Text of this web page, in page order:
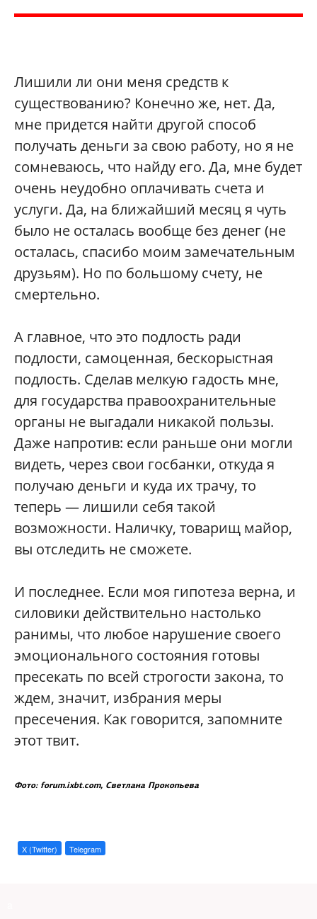
Лишили ли они меня средств к
существованию? Конечно же, нет. Да,
мне придется найти другой способ
получать деньги за свою работу, но я не
сомневаюсь, что найду его. Да, мне будет
очень неудобно оплачивать счета и
услуги. Да, на ближайший месяц я чуть
было не осталась вообще без денег (не
осталась, спасибо моим замечательным
друзьям). Но по большому счету, не
смертельно.
А главное, что это подлость ради
подлости, самоценная, бескорыстная
подлость. Сделав мелкую гадость мне,
для государства правоохранительные
органы не выгадали никакой пользы.
Даже напротив: если раньше они могли
видеть, через свои госбанки, откуда я
получаю деньги и куда их трачу, то
теперь — лишили себя такой
возможности. Наличку, товарищ майор,
вы отследить не сможете.
И последнее. Если моя гипотеза верна, и
силовики действительно настолько
ранимы, что любое нарушение своего
эмоционального состояния готовы
пресекать по всей строгости закона, то
ждем, значит, избрания меры
пресечения. Как говорится, запомните
этот твит.
Фото: forum.ixbt.com, Светлана Прокопьева
X (Twitter) Telegram